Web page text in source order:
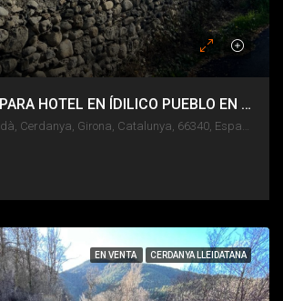
SOLAR IDEAL PARA HOTEL EN ÍDILICO PUEBLO EN EL TÉRMINO MUNICIPAL DE PUIGCERDÀ
Ventajola, Puigcerdà, Cerdanya, Girona, Catalunya, 66340, España
EN VENTA CERDANYA LLEIDATANA